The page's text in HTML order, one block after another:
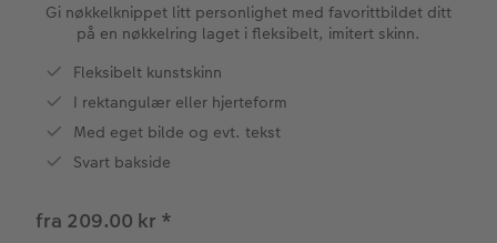
Tilbehør
Bilde på tre
Fotoplakat med kart
Fotoplakat med plakatlist
Tilbehør
Art prints
Fyll selv gaveeske
Mobildeksler
Postkort
Kort med fotoinnstikk
Bordkort
Gi nøkkelknippet litt personlighet med favorittbildet ditt
på en nøkkelring laget i fleksibelt, imitert skinn.
Fleksibelt kunstskinn
I rektangulær eller hjerteform
Med eget bilde og evt. tekst
Svart bakside
fra 209.00 kr *